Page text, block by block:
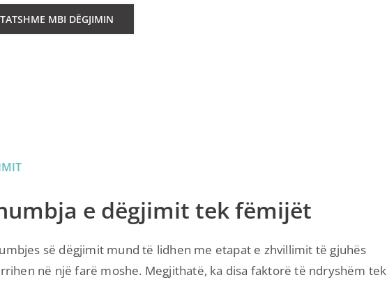
MBI DËGJIMIN
e dëgjimit tek fëmijët
së dëgjimit mund të lidhen me etapat e zhvillimit të gjuhës
në një farë moshe. Megjithatë, ka disa faktorë të ndryshëm tek